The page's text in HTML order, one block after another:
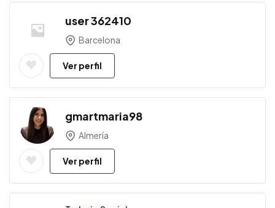
user 362410
Barcelona
Ver perfil
gmartmaria98
Almería
Ver perfil